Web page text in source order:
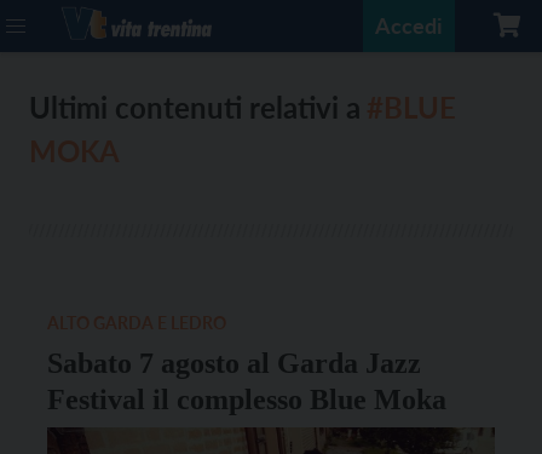
Accedi
Ultimi contenuti relativi a
Sabato 7 agosto al Garda Jazz
Festival il complesso Blue Moka